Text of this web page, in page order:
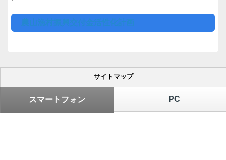
農山漁村振興交付金活性化計画
サイトマップ
PC
スマートフォン